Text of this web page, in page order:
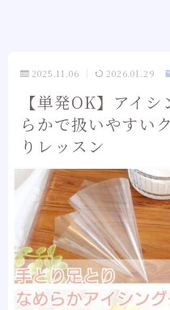
2025.11.06 2026.01.29
【単発OK】アイ
らかで扱いやすい
りレッスン